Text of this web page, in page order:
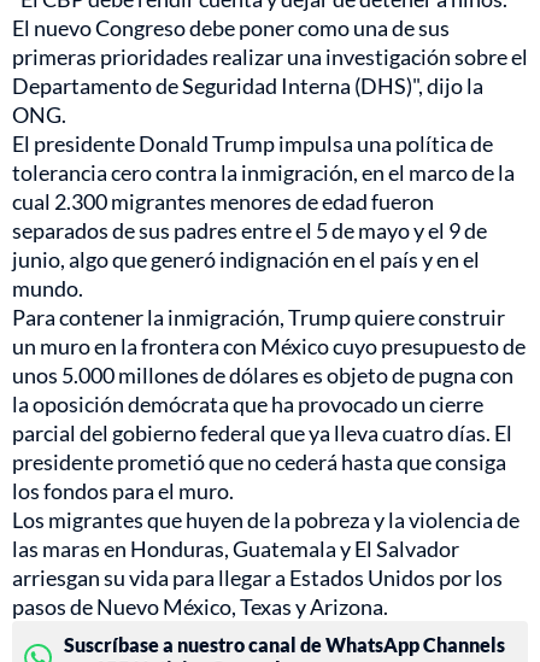
El nuevo Congreso debe poner como una de sus
primeras prioridades realizar una investigación sobre el
Departamento de Seguridad Interna (DHS)", dijo la
ONG.
El presidente Donald Trump impulsa una política de
tolerancia cero contra la inmigración, en el marco de la
cual 2.300 migrantes menores de edad fueron
separados de sus padres entre el 5 de mayo y el 9 de
junio, algo que generó indignación en el país y en el
mundo.
Para contener la inmigración, Trump quiere construir
un muro en la frontera con México cuyo presupuesto de
unos 5.000 millones de dólares es objeto de pugna con
la oposición demócrata que ha provocado un cierre
parcial del gobierno federal que ya lleva cuatro días. El
presidente prometió que no cederá hasta que consiga
los fondos para el muro.
Los migrantes que huyen de la pobreza y la violencia de
las maras en Honduras, Guatemala y El Salvador
arriesgan su vida para llegar a Estados Unidos por los
pasos de Nuevo México, Texas y Arizona.
Suscríbase a nuestro canal de WhatsApp Channels